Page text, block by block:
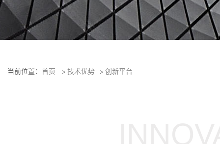
当前位置： 首页 > 技术优势 > 创新平台